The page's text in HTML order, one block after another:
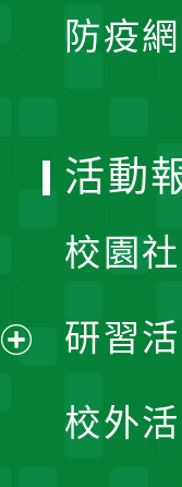
防疫
活動
校園
研習
校外